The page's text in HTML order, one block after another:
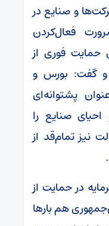
و صنایع در
فعال‌کردن
حمایت فوری از
و گفت: بورس و
پشتوانه‌ای
احیای صنایع را
تمام‌قد از
در حمایت از
هم بارها